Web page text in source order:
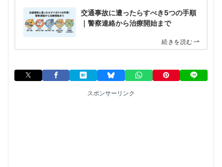
交通事故に遭ったらすべき5つの手順
｜警察連絡から治療開始まで
続きを読む
スポンサーリンク